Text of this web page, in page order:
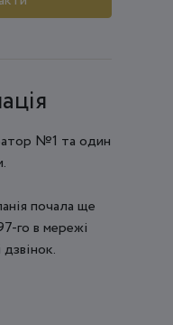
№1 та один
почала ще
го в мережі